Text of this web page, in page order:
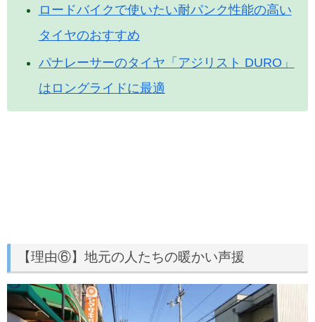
ロードバイクで使いたい耐パンク性能の高い
タイヤのおすすめ
パナレーサーのタイヤ「アジリスト DURO」
はロングライドに最適
【理由⑥】地元の人たちの暖かい声援